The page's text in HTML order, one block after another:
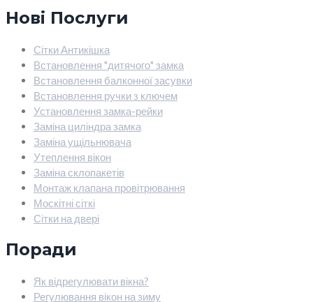
Нові Послуги
Сітки Антикішка
Встановлення "дитячого" замка
Встановлення балконної засувки
Встановлення ручки з ключем
Установлення замка-рейки
Заміна циліндра замка
Заміна ущільнювача
Утеплення вікон
Заміна склопакетів
Монтаж клапана провітрювання
Москітні сіткі
Сітки на двері
Поради
Як відрегулювати вікна?
Регулювання вікон на зиму